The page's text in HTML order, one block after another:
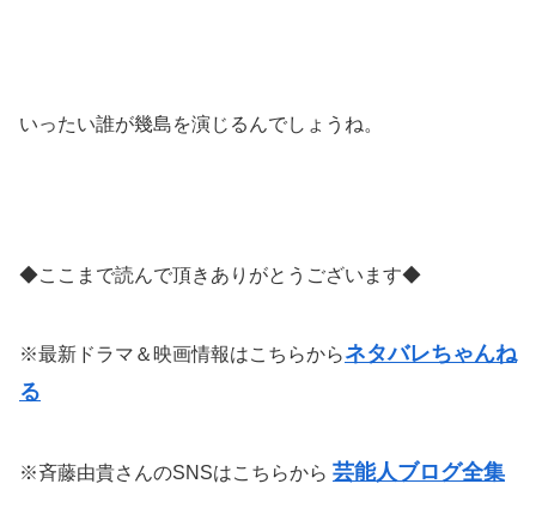
いったい誰が幾島を演じるんでしょうね。
◆ここまで読んで頂きありがとうございます◆
※最新ドラマ＆映画情報はこちらからネタバレちゃんね
る
※斉藤由貴さんのSNSはこちらから 芸能人ブログ全集